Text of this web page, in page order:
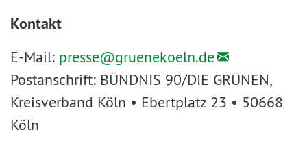
Kontakt
E-Mail: presse@gruenekoeln.de
Postanschrift: BÜNDNIS 90/DIE GRÜNEN,
Kreisverband Köln • Ebertplatz 23 • 50668
Köln